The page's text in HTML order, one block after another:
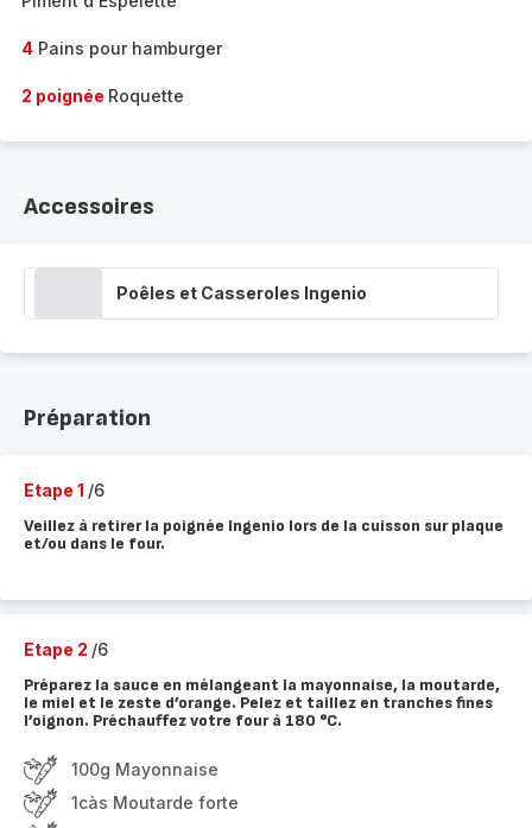
4 Pains pour hamburger
2 poignée Roquette
Accessoires
Poêles et Casseroles Ingenio
Préparation
Etape 1 /6
Veillez à retirer la poignée Ingenio lors de la cuisson sur plaque
et/ou dans le four.
Etape 2 /6
Préparez la sauce en mélangeant la mayonnaise, la moutarde,
le miel et le zeste d’orange. Pelez et taillez en tranches fines
l’oignon. Préchauffez votre four à 180 °C.
100g Mayonnaise
1càs Moutarde forte